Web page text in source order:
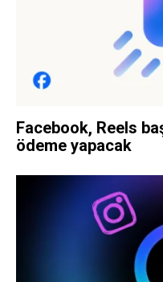
Facebook, Reels
ödeme yapacak